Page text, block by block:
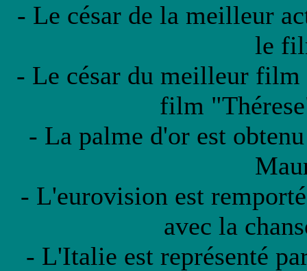
- Le césar de la meilleur
le
- Le césar du meilleur
film
- La palme d'or est
- L'eurovision est
avec la
- L'Italie est représenté